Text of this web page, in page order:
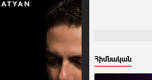
Հիմնական